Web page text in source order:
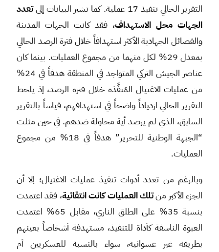
التقرير الحالي تنفيذ 17 عملية. كما تشير البيانات إلى
تعدد
الجهات محل الاستهداف، فقد كانت الجهات المدينة
والفصائل الجهادية الأكثر استهدافاً خلال فترة الرصد الحالي
بمعدل 29% لكل منهما من مجموع العمليات. بينما كان
عناصر الجيش التركي المتواجد في المنطقة هدفاً في 24%
من عمليات الاغتيال المُنفَّذة خلال فترة الرصد، إذ يلحظ
التقرير الحالي ازدياداً واضحاً في استهدافهم، قياساً بالتقرير
السابق، الذي لم يرصد أية محاولة ضدهم. في حين مثلت
“الجبهة الوطنية للتحرير” هدفاً في 18% من مجموع
العمليات.
وبالرغم من تعدد أدوات تنفيذ عمليات الاغتيال؛ إلا أن
الجزء الأكبر منتلك العمليات كانت انتقائية، فقد اعتمدت
بنسبة 35% على الطلق الناري، مقابل 65% اعتمدت
العبوة الناسفة كأداة للتنفيذ، مستهدفة أشخاصاً بعينهم
بطريقة غير عشوائية، سواء بالنسبة للعسكريين أم